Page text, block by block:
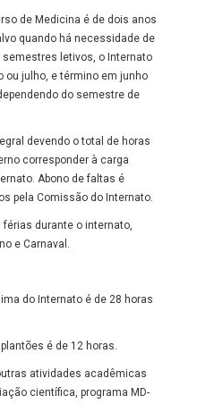
de Medicina é de dois anos
quando há necessidade de
letivos, o Internato
julho, e término em junho
do semestre de
devendo o total de horas
corresponder à carga
Abono de faltas é
pela Comissão do Internato.
férias durante o internato,
e Carnaval.
do Internato é de 28 horas
é de 12 horas.
atividades acadêmicas
científica, programa MD-